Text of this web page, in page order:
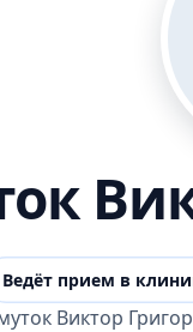
Ведёт прием в
Виктор